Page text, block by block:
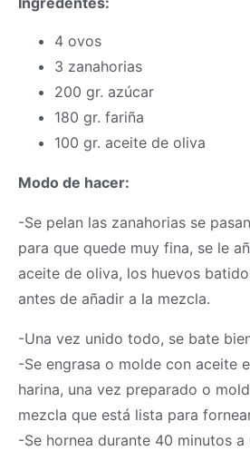
4 ovos
3 zanahorias
200 gr. azúcar
180 gr. fariña
100 gr. aceite de oliva
Modo de hacer:
-Se pelan las zanahorias se
para que quede muy fina, se le
aceite de oliva, los huevos
antes de añadir a la mezcla.
-Una vez unido todo, se bate
-Se engrasa o molde con aceite
harina, una vez preparado o
mezcla que está lista para
-Se hornea durante 40 minutos a